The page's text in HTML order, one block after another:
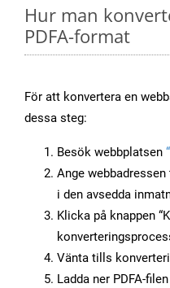
Hur man
PDFA-format
För att konvertera en
dessa steg:
Besök webbplatsen
Ange
i den avsedda
Klicka på knappen
Vänta tills
Ladda ner PDFA-